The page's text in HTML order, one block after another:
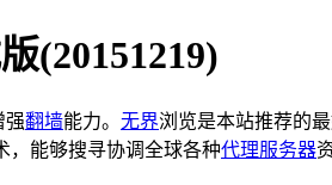
(20151219)
强翻墙能力。 无界浏览是本站推荐的
，能够搜寻协调全球各种代理服务器